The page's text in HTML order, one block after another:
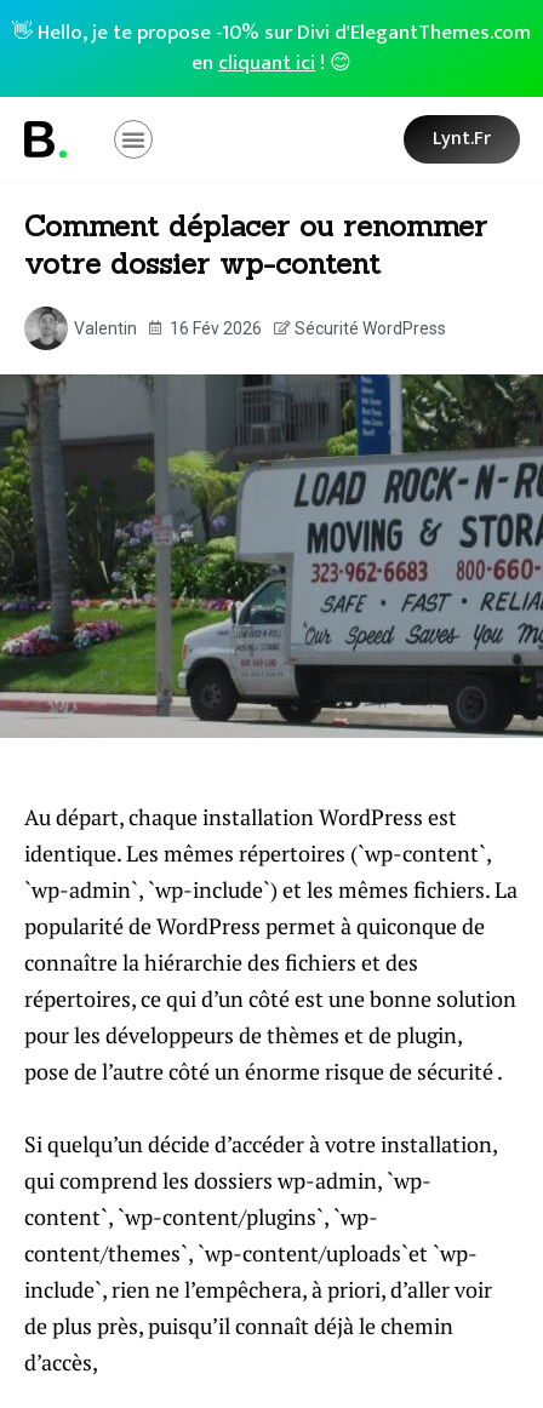
👋 Hello, je te propose -10% sur Divi d'ElegantThemes.com
encliquant ici! 😊
Lynt.fr
Comment déplacer ou renommer
votre dossier wp-content
Valentin 16 Fév 2026 Sécurité WordPress
Au départ, chaque installation WordPress est
identique. Les mêmes répertoires (`wp-content`,
`wp-admin`, `wp-include`) et les mêmes fichiers. La
popularité de WordPress permet à quiconque de
connaître la hiérarchie des fichiers et des
répertoires, ce qui d’un côté est une bonne solution
pour les développeurs de thèmes et de plugin,
pose de l’autre côté un énorme risque de sécurité .
Si quelqu’un décide d’accéder à votre installation,
qui comprend les dossiers wp-admin, `wp-
content`, `wp-content/plugins`, `wp-
content/themes`, `wp-content/uploads`et `wp-
include`, rien ne l’empêchera, à priori, d’aller voir
de plus près, puisqu’il connaît déjà le chemin
d’accès,